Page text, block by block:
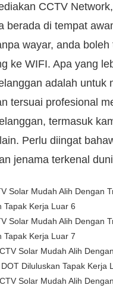
CCTV
berada di tempat
wayar, anda boleh
ke WIFI. Apa yang
adalah untuk
tersuai profesional
termasuk
Perlu diingat
jenama terkenal